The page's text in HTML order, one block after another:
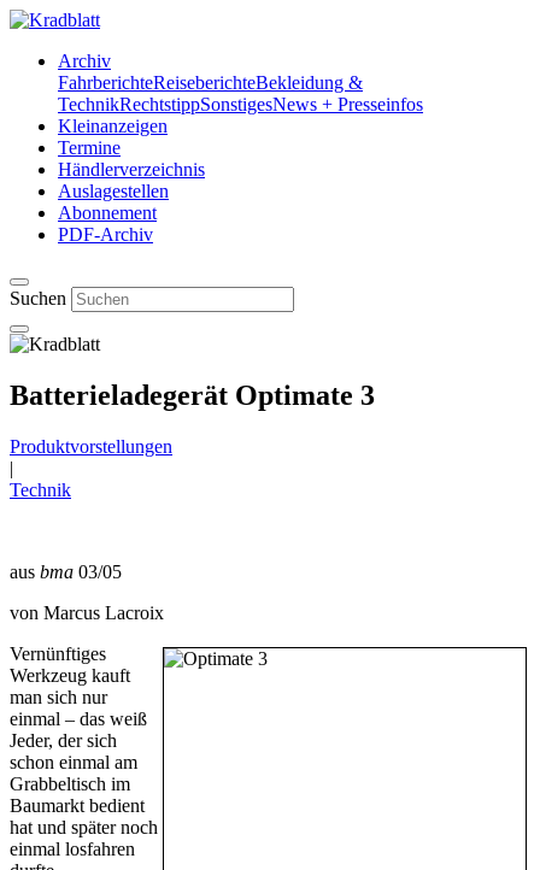
Archiv
FahrberichteReiseberichteBekleidung &
TechnikRechtstippSonstigesNews + Presseinfos
Kleinanzeigen
Termine
Händlerverzeichnis
Auslagestellen
Abonnement
PDF-Archiv
Suchen
Batterieladegerät Optimate 3
Produktvorstellungen
|
Technik
aus bma 03/05
von Marcus Lacroix
Vernünftiges
Werkzeug kauft
man sich nur
einmal – das weiß
Jeder, der sich
schon einmal am
Grabbeltisch im
Baumarkt bedient
hat und später noch
einmal losfahren